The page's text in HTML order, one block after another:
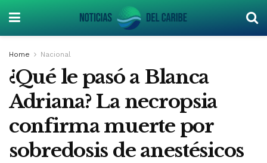
Home Nacional
¿Qué le pasó a Blanca
Adriana? La necropsia
confirma muerte por
sobredosis de anestésicos